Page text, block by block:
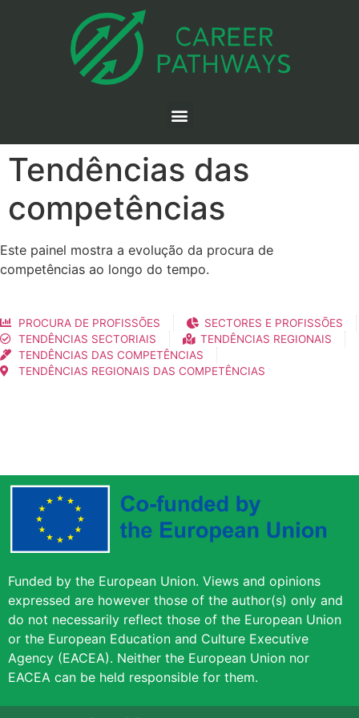
Tendências das
competências
Este painel mostra a evolução da procura de
competências ao longo do tempo.
PROCURA DE PROFISSÕES
SECTORES E PROFISSÕES
TENDÊNCIAS SECTORIAIS
TENDÊNCIAS REGIONAIS
TENDÊNCIAS DAS COMPETÊNCIAS
TENDÊNCIAS REGIONAIS DAS COMPETÊNCIAS
Funded by the European Union. Views and opinions
expressed are however those of the author(s) only and
do not necessarily reflect those of the European Union
or the European Education and Culture Executive
Agency (EACEA). Neither the European Union nor
EACEA can be held responsible for them.